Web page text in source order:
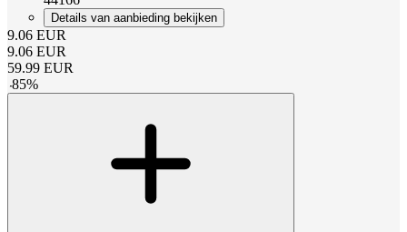
Details van aanbieding bekijken
9.06 EUR
9.06 EUR
59.99 EUR
-85%